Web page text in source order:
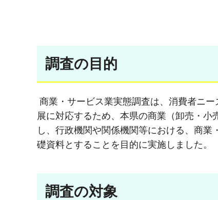
調査の目的
商業・サービス業実態調査は、消費者ニ
展に対応するため、本県の商業（卸売・
し、行政機関や関係機関等における、商
礎資料とすることを目的に実施しました。
調査の対象